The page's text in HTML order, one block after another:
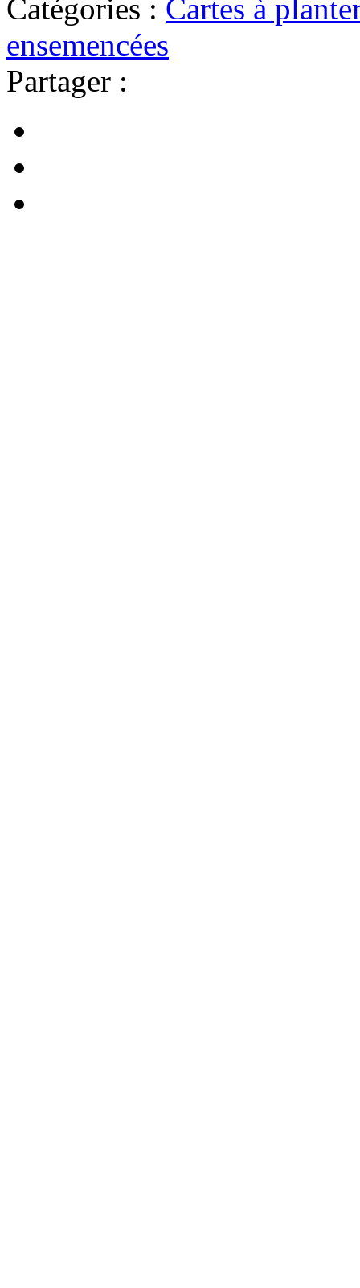
Catégories : Cartes à planter
ensemencées
Partager :